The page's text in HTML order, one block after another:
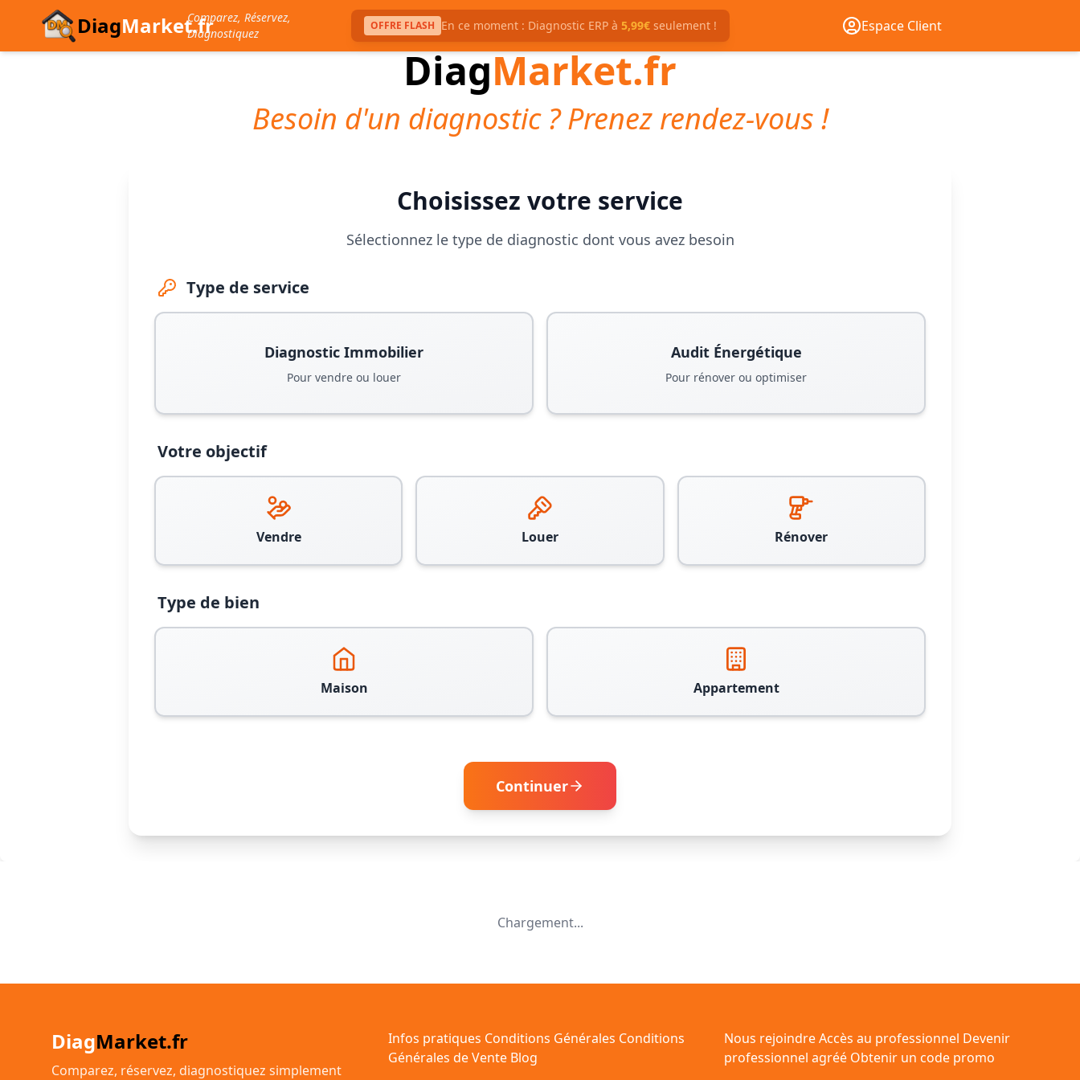
DiagMarket.frComparez, Réservez,
Diagnostiquez
OFFRE FLASH En ce moment : Diagnostic ERP à 5,99€seulement ! Espace Client
DiagMarket.fr
Besoin d'un diagnostic ? Prenez rendez-vous !
Choisissez votre service
Sélectionnez le type de diagnostic dont vous avez besoin
Type de service
Diagnostic Immobilier
Pour vendre ou louer
Audit Énergétique
Pour rénover ou optimiser
Votre objectif
Vendre Louer Rénover
Type de bien
Maison Appartement
Continuer
Chargement...
DiagMarket.fr
Comparez, réservez, diagnostiquez simplement
Infos pratiques Conditions Générales Conditions
Générales de Vente Blog
Nous rejoindreAccès au professionnel Devenir
professionnel agréé Obtenir un code promo